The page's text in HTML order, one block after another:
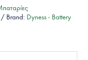
Brand: Dyness - Battery